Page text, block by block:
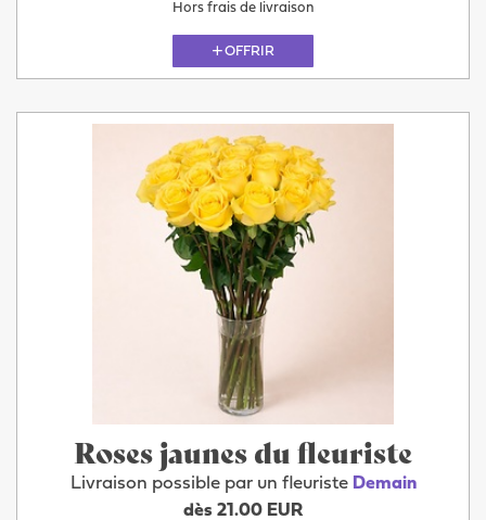
Hors frais de livraison
OFFRIR
Roses jaunes du fleuriste
Livraison possible par un fleuriste Demain
dès 21.00 EUR